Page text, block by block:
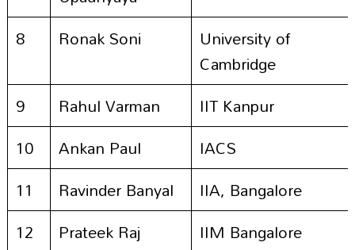
8
Ronak Soni
University of
Cambridge
9
Rahul Varman
IIT Kanpur
10
Ankan Paul
IACS
11
Ravinder Banyal
IIA, Bangalore
12
Prateek Raj
IIM Bangalore